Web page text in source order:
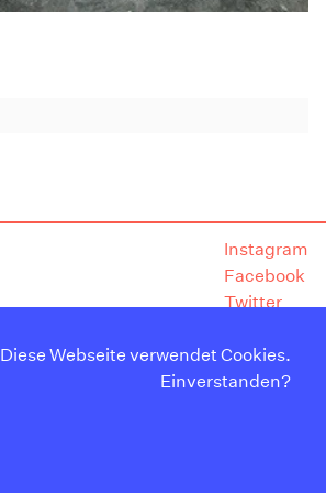
Instagram
Facebook
Twitter
Diese Webseite verwendet Cookies.
Einverstanden?